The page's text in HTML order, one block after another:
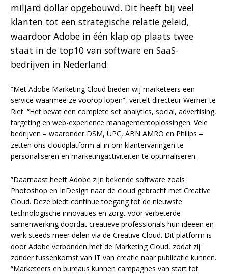
miljard dollar opgebouwd. Dit heeft bij veel
klanten tot een strategische relatie geleid,
waardoor Adobe in één klap op plaats twee
staat in de top10 van software en SaaS-
bedrijven in Nederland.
“Met Adobe Marketing Cloud bieden wij marketeers een
service waarmee ze voorop lopen”, vertelt directeur Werner te
Riet. “Het bevat een complete set analytics, social, advertising,
targeting en web-experience managementoplossingen. Vele
bedrijven – waaronder DSM, UPC, ABN AMRO en Philips –
zetten ons cloudplatform al in om klantervaringen te
personaliseren en marketingactiviteiten te optimaliseren.
”Daarnaast heeft Adobe zijn bekende software zoals
Photoshop en InDesign naar de cloud gebracht met Creative
Cloud. Deze biedt continue toegang tot de nieuwste
technologische innovaties en zorgt voor verbeterde
samenwerking doordat creatieve professionals hun ideeën en
werk steeds meer delen via de Creative Cloud. Dit platform is
door Adobe verbonden met de Marketing Cloud, zodat zij
zonder tussenkomst van IT van creatie naar publicatie kunnen.
“Marketeers en bureaus kunnen campagnes van start tot